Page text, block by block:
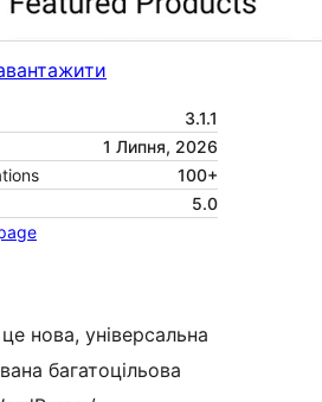
3.1.1
1 Липня, 2026
100+
5.0
нова, універсальна
багатоцільова